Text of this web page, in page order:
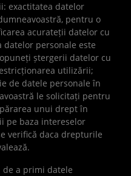
exactitatea datelor
pentru o
acurateții datelor cu
personale este
ștergerii datelor cu
utilizării;
de datele personale în
le solicitați pentru
unui drept în
pe baza intereselor
verifică daca drepturile
de a primi datele